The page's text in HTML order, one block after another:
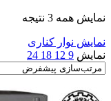
نمایش همه 3 نتیجه
نمایش نوار کناری
نمایش 9
12
18
24